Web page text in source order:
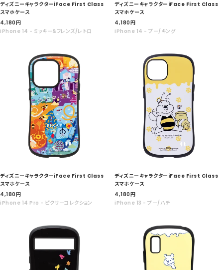
ディズニーキャラクターiFace First Class
スマホケース
セ
ー
4,180円
iPhone 14 - ミッキー＆フレンズ/レトロ
ディズニーキャラクターiFace First Class
スマホケース
セ
ー
4,180円
iPhone 14 - プー/キング
ディズニーキャラクターiFace First Class
スマホケース
セ
ー
4,180円
iPhone 14 Pro - ピクサーコレクション
ディズニーキャラクターiFace First Class
スマホケース
セ
ー
4,180円
iPhone 13 - プー/ハチ